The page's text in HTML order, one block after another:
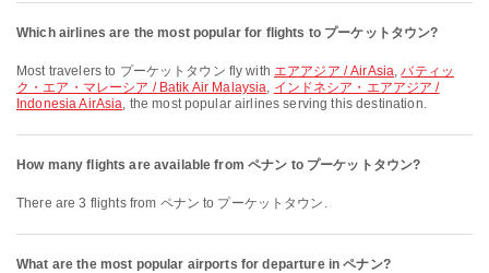
Which airlines are the most popular for flights to プーケットタウン?
Most travelers to プーケットタウン fly with エアアジア / AirAsia,バティッ
ク・エア・マレーシア / Batik Air Malaysia, インドネシア・エアアジア /
Indonesia AirAsia, the most popular airlines serving this destination.
How many flights are available from ペナン to プーケットタウン?
There are 3 flights from ペナン to プーケットタウン.
What are the most popular airports for departure in ペナン?